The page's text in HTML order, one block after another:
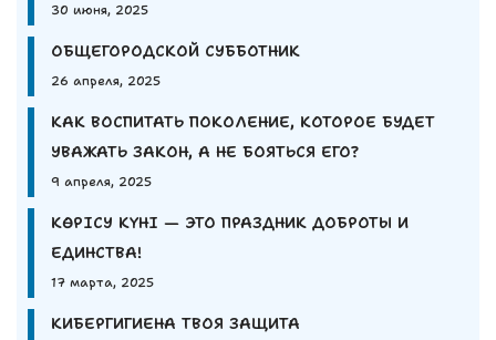
30 июня, 2025
ОБЩЕГОРОДСКОЙ СУББОТНИК
26 апреля, 2025
КАК ВОСПИТАТЬ ПОКОЛЕНИЕ, КОТОРОЕ БУДЕТ
УВАЖАТЬ ЗАКОН, А НЕ БОЯТЬСЯ ЕГО?
9 апреля, 2025
КӨРІСУ КҮНІ — ЭТО ПРАЗДНИК ДОБРОТЫ И
ЕДИНСТВА!
17 марта, 2025
КИБЕРГИГИЕНА ТВОЯ ЗАЩИТА